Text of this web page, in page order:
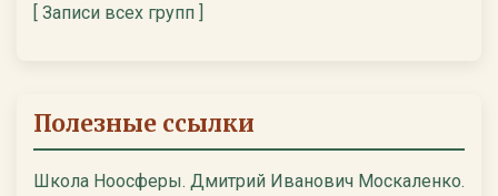
[ Записи всех групп ]
Полезные ссылки
Школа Ноосферы. Дмитрий Иванович Москаленко.